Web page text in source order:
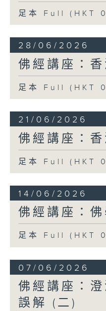
足本 Full (HKT
28/06/2026
佛經講座：
足本 Full (HKT
21/06/2026
佛經講座：
足本 Full (HKT
14/06/2026
佛經講座：
足本 Full (HKT
07/06/2026
佛經講座：
誤解 (二)